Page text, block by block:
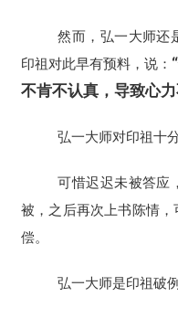
然而，弘一大师还
印祖对此早有预料，说：
不肯不认真，导致心
弘一大师对印祖十
可惜迟迟未被答应
被，之后再次上书陈情
偿。
弘一大师是印祖破